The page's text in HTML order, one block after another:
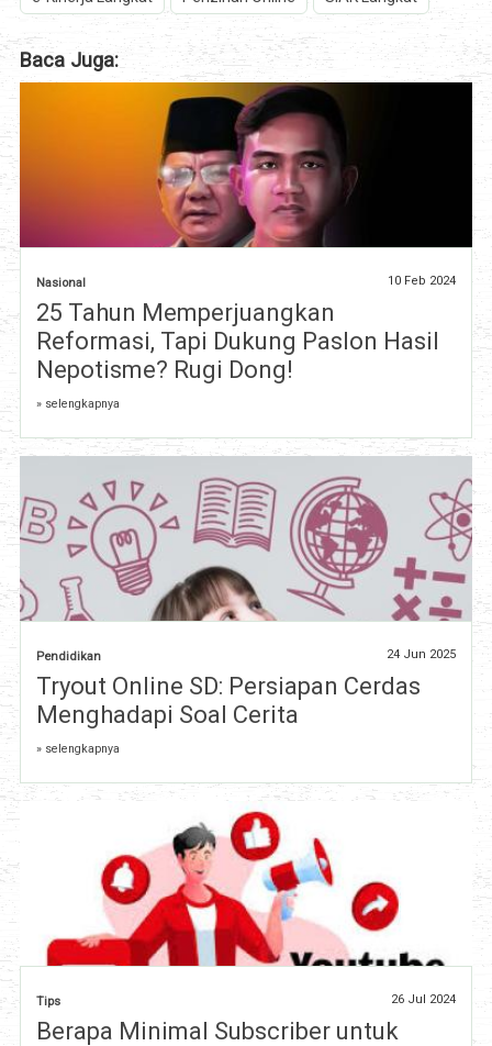
Baca Juga:
Nasional 10 Feb 2024
25 Tahun Memperjuangkan
Reformasi, Tapi Dukung Paslon Hasil
Nepotisme? Rugi Dong!
» selengkapnya
Pendidikan 24 Jun 2025
Tryout Online SD: Persiapan Cerdas
Menghadapi Soal Cerita
» selengkapnya
Tips 26 Jul 2024
Berapa Minimal Subscriber untuk